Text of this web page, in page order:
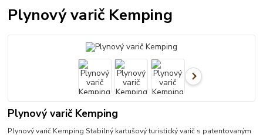
Plynový varič Kemping
Plynový varič Kemping
Plynový varič Kemping Stabilný kartušový turistický varič s patentovaným